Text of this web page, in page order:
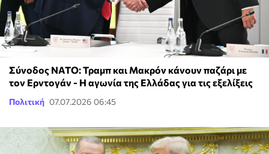
Σύνοδος ΝΑΤΟ: Τραμπ και Μακρόν κάνουν παζάρι με
τον Ερντογάν - Η αγωνία της Ελλάδας για τις εξελίξεις
Πολιτική 07.07.2026 06:45